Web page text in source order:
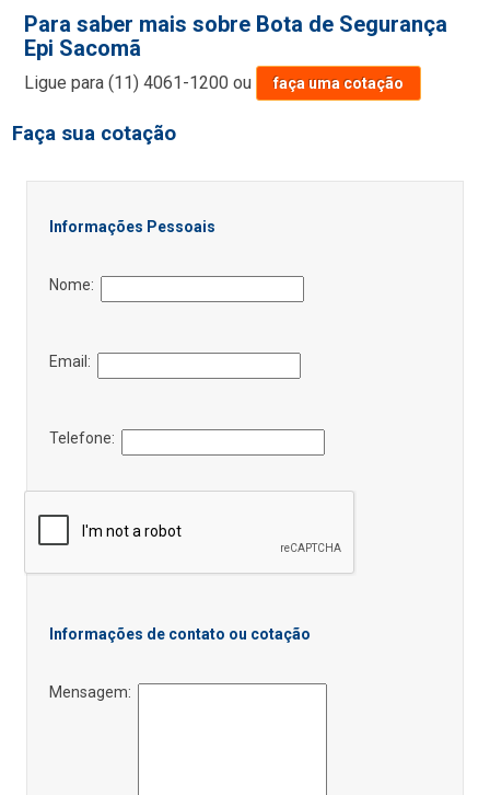
Para saber mais sobre Bota de Segurança
Epi Sacomã
Ligue para(11) 4061-1200 ou faça uma cotação
Faça sua cotação
Informações Pessoais
Nome:
Email:
Telefone:
Informações de contato ou cotação
Mensagem: